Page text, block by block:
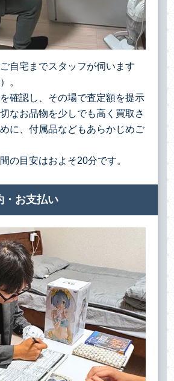
自宅までスタッフが伺います
。
確認し、その場で査定額を提示
なお品物を少しでも高く買取さ
に、付属品などもあらかじめご
の目安はおよそ20分です。
・お支払い